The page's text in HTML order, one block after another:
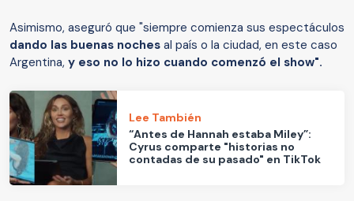
Asimismo, aseguró que "siempre comienza sus espectáculos
dando las buenas noches al país o la ciudad, en este caso
Argentina, y eso no lo hizo cuando comenzó el show".
Lee También
“Antes de Hannah estaba Miley”:
Cyrus comparte "historias no
contadas de su pasado" en TikTok